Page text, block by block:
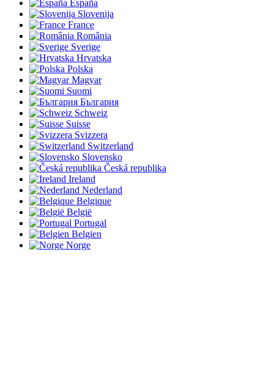
España
Slovenija
France
România
Sverige
Hrvatska
Polska
Magyar
Suomi
България
Schweiz
Suisse
Svizzera
Switzerland
Slovensko
Česká republika
Ireland
Nederland
Belgique
België
Portugal
Belgien
Norge